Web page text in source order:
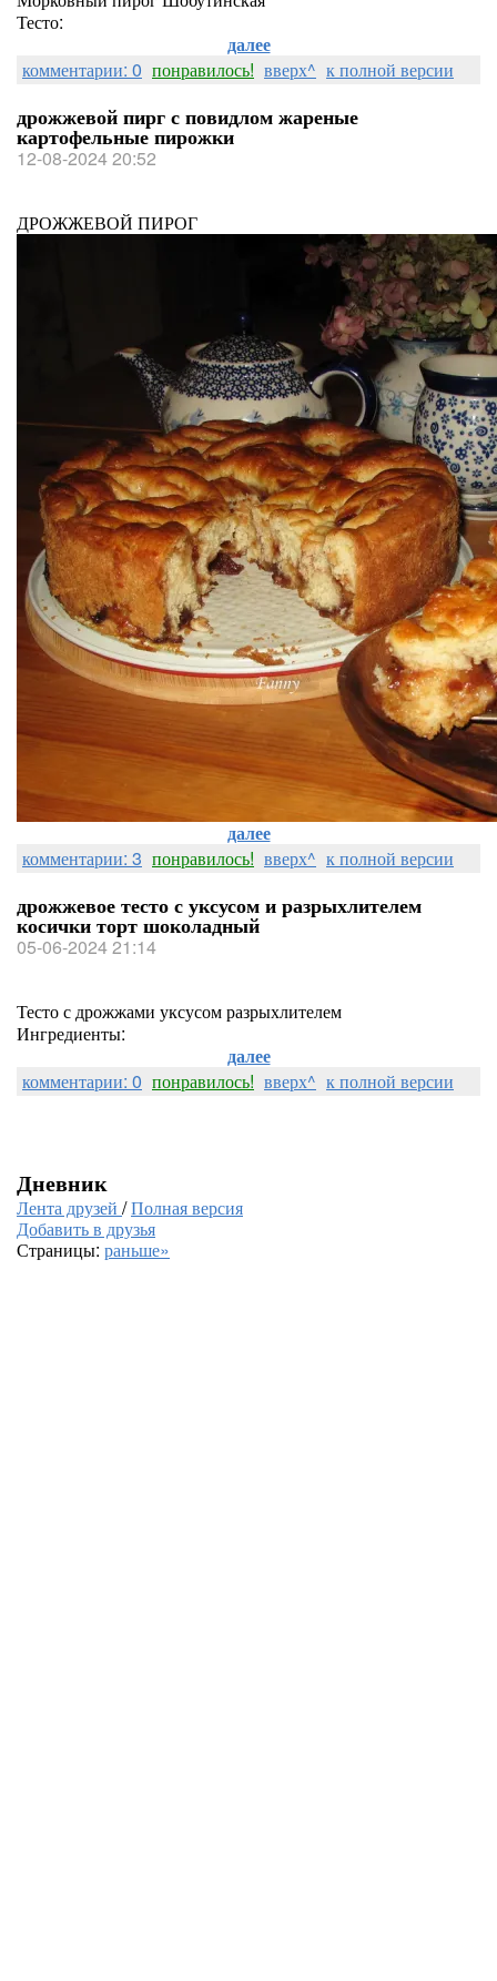
Тесто:
далее
комментарии: 0 понравилось! вверх^ к полной версии
дрожжевой пирг с повидлом жареные
картофельные пирожки
12-08-2024 20:52
ДРОЖЖЕВОЙ ПИРОГ
далее
комментарии: 3 понравилось! вверх^ к полной версии
дрожжевое тесто с уксусом и разрыхлителем
косички торт шоколадный
05-06-2024 21:14
Тесто с дрожжами уксусом разрыхлителем
Ингредиенты:
далее
комментарии: 0 понравилось! вверх^ к полной версии
Дневник
Лента друзей /Полная версия
Добавить в друзья
Страницы: раньше»